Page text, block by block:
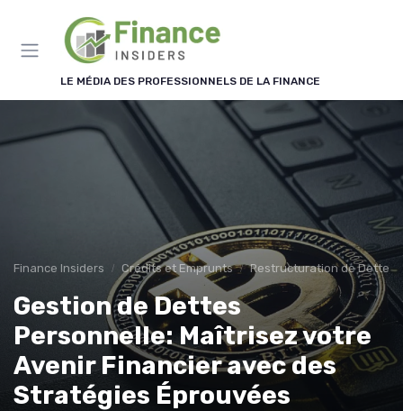
LE MÉDIA DES PROFESSIONNELS DE LA FINANCE
Finance Insiders Crédits et Emprunts Restructuration de Dettes
Gestion de Dettes
Personnelle: Maîtrisez votre
Avenir Financier avec des
Stratégies Éprouvées